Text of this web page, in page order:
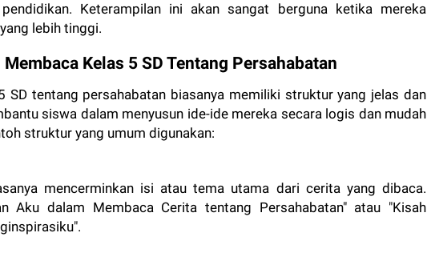
Keterampilan ini akan sangat berguna ketika mereka
lebih tinggi.
Kelas 5 SD Tentang Persahabatan
SD tentang persahabatan biasanya memiliki struktur yang jelas dan
siswa dalam menyusun ide-ide mereka secara logis dan mudah
struktur yang umum digunakan:
mencerminkan isi atau tema utama dari cerita yang dibaca.
Aku dalam Membaca Cerita tentang Persahabatan" atau "Kisah